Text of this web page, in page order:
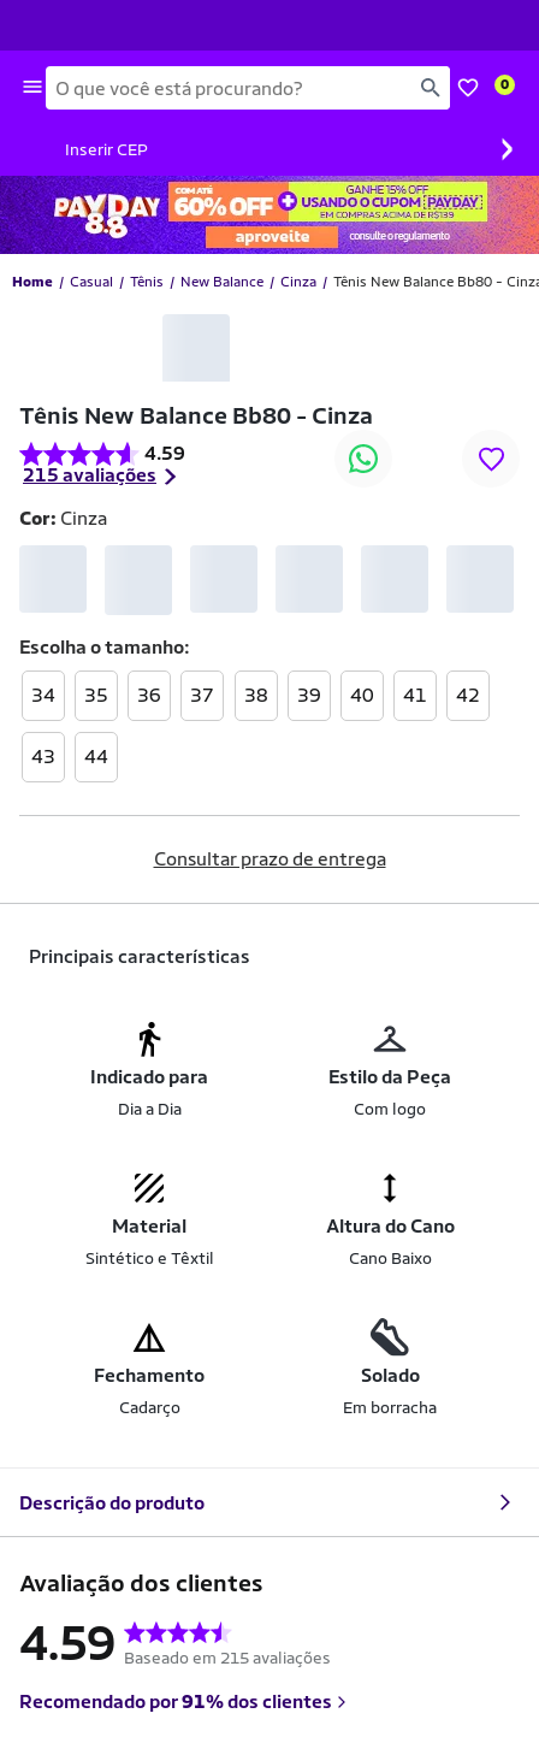
Busca 0
Inserir CEP ›
Home Casual Tênis New Balance Cinza Tênis New Balance Bb80 -
Tênis New Balance Bb80 - Cinza
4.59
215 avaliações
-31% OFF
Cor: Cinza
Escolha otamanho
34 35 36 37 38 39 40 41 42
43 44
Consultar prazo de entrega
Principais características
Indicado para
Dia a Dia
Estilo da Peça
Com logo
Material
Sintético e Têxtil
Altura do Cano
Cano Baixo
Fechamento
Cadarço
Solado
Em borracha
Descrição do produto
Avaliação dos clientes
4.59 Baseado em 215 avaliações
Recomendado por91%dos clientes